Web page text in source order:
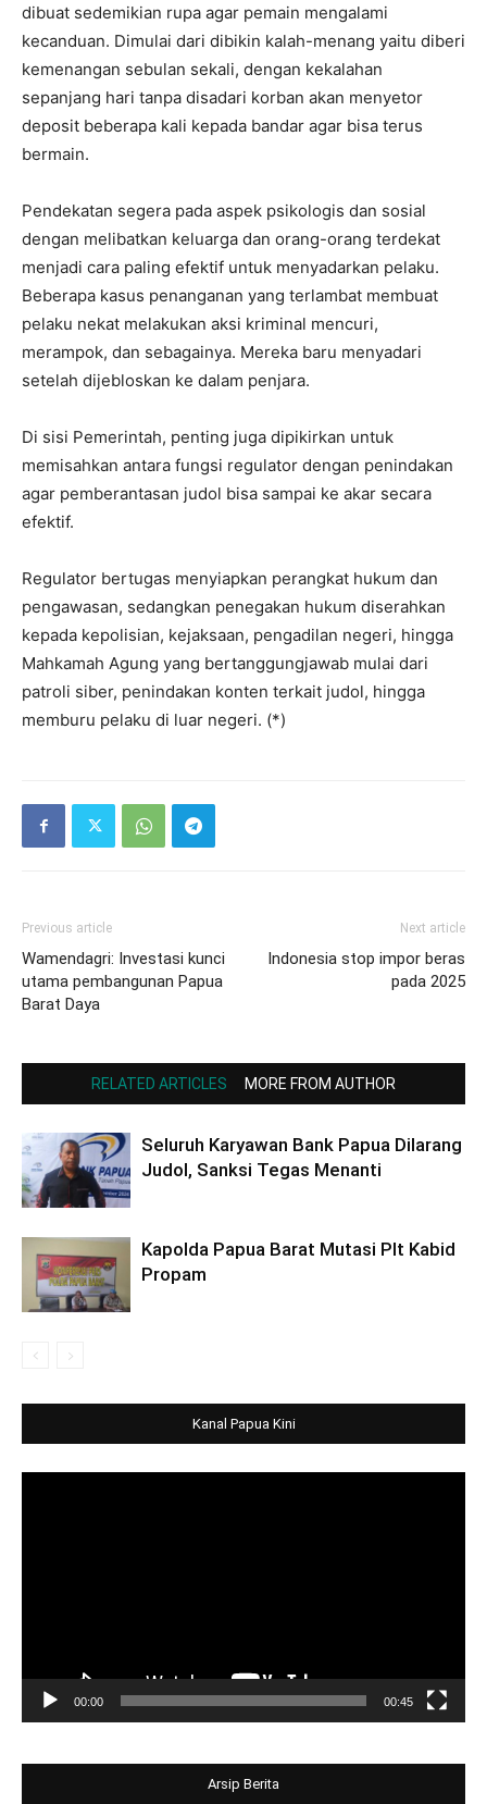
dibuat sedemikian rupa agar pemain mengalami
kecanduan. Dimulai dari dibikin kalah-menang yaitu diberi
kemenangan sebulan sekali, dengan kekalahan
sepanjang hari tanpa disadari korban akan menyetor
deposit beberapa kali kepada bandar agar bisa terus
bermain.
Pendekatan segera pada aspek psikologis dan sosial
dengan melibatkan keluarga dan orang-orang terdekat
menjadi cara paling efektif untuk menyadarkan pelaku.
Beberapa kasus penanganan yang terlambat membuat
pelaku nekat melakukan aksi kriminal mencuri,
merampok, dan sebagainya. Mereka baru menyadari
setelah dijebloskan ke dalam penjara.
Di sisi Pemerintah, penting juga dipikirkan untuk
memisahkan antara fungsi regulator dengan penindakan
agar pemberantasan judol bisa sampai ke akar secara
efektif.
Regulator bertugas menyiapkan perangkat hukum dan
pengawasan, sedangkan penegakan hukum diserahkan
kepada kepolisian, kejaksaan, pengadilan negeri, hingga
Mahkamah Agung yang bertanggungjawab mulai dari
patroli siber, penindakan konten terkait judol, hingga
memburu pelaku di luar negeri. (*)
Previous article
Wamendagri: Investasi kunci
utama pembangunan Papua
Barat Daya
Next article
Indonesia stop impor beras
pada 2025
RELATED ARTICLES MORE FROM AUTHOR
Seluruh Karyawan Bank Papua Dilarang
Judol, Sanksi Tegas Menanti
Kapolda Papua Barat Mutasi Plt Kabid
Propam
Kanal Papua Kini
00:00 00:45
Arsip Berita